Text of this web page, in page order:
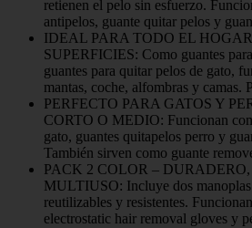
retienen el pelo sin esfuerzo.
antipelos, guante quitar pelos y
IDEAL PARA TODO EL
SUPERFICIES: Como guantes
guantes para quitar pelos de gato,
mantas, coche, alfombras y camas.
PERFECTO PARA GATOS Y
CORTO O MEDIO: Funcionan
gato, guantes quitapelos perro y
También sirven como guante
PACK 2 COLOR –
MULTIUSO: Incluye dos manoplas
reutilizables y resistentes.
electrostatic hair removal gloves y